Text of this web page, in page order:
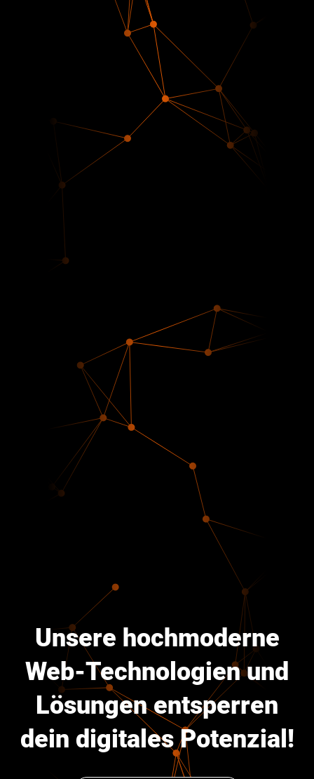
Unsere hochmoderne
Web-Technologien und
Lösungen entsperren
dein digitales Potenzial!